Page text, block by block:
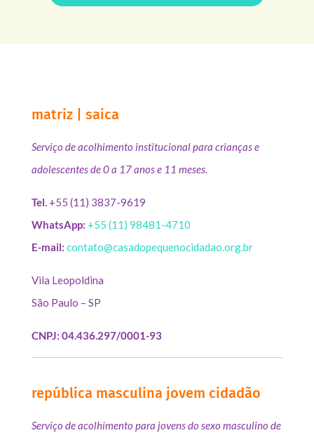
matriz | saica
Serviço de acolhimento institucional para crianças e
adolescentes de 0 a 17 anos e 11 meses.
Tel.+55 (11) 3837-9619
WhatsApp: +55 (11) 98481-4710
E-mail: contato@casadopequenocidadao.org.br
Vila Leopoldina
São Paulo – SP
CNPJ: 04.436.297/0001-93
república masculina jovem cidadão
Serviço de acolhimento para jovens do sexo masculino de